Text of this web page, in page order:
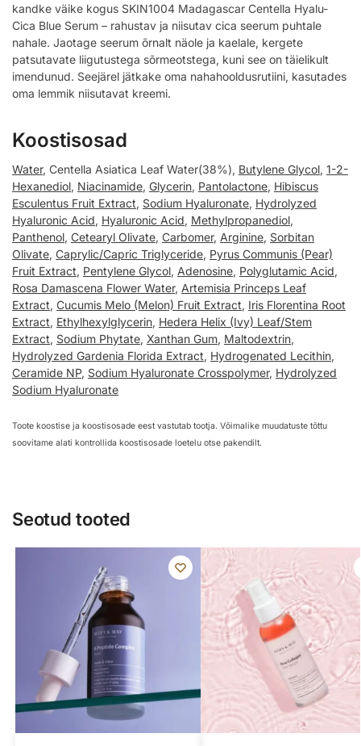
kandke väike kogus SKIN1004 Madagascar Centella Hyalu-
Cica Blue Serum – rahustav ja niisutav cica seerum puhtale
nahale. Jaotage seerum õrnalt näole ja kaelale, kergete
patsutavate liigutustega sõrmeotstega, kuni see on täielikult
imendunud. Seejärel jätkake oma nahahooldusrutiini, kasutades
oma lemmik niisutavat kreemi.
Koostisosad
Water, Centella Asiatica Leaf Water(38%), Butylene Glycol, 1-2-
Hexanediol, Niacinamide, Glycerin, Pantolactone, Hibiscus
Esculentus Fruit Extract, Sodium Hyaluronate, Hydrolyzed
Hyaluronic Acid, Hyaluronic Acid, Methylpropanediol,
Panthenol, Cetearyl Olivate, Carbomer, Arginine, Sorbitan
Olivate, Caprylic/Capric Triglyceride, Pyrus Communis (Pear)
Fruit Extract, Pentylene Glycol, Adenosine, Polyglutamic Acid,
Rosa Damascena Flower Water, Artemisia Princeps Leaf
Extract, Cucumis Melo (Melon) Fruit Extract, Iris Florentina Root
Extract, Ethylhexylglycerin, Hedera Helix (Ivy) Leaf/Stem
Extract, Sodium Phytate, Xanthan Gum, Maltodextrin,
Hydrolyzed Gardenia Florida Extract, Hydrogenated Lecithin,
Ceramide NP, Sodium Hyaluronate Crosspolymer, Hydrolyzed
Sodium Hyaluronate
Toote koostise ja koostisosade eest vastutab tootja. Võimalike muudatuste tõttu
soovitame alati kontrollida koostisosade loetelu otse pakendilt.
Seotud tooted